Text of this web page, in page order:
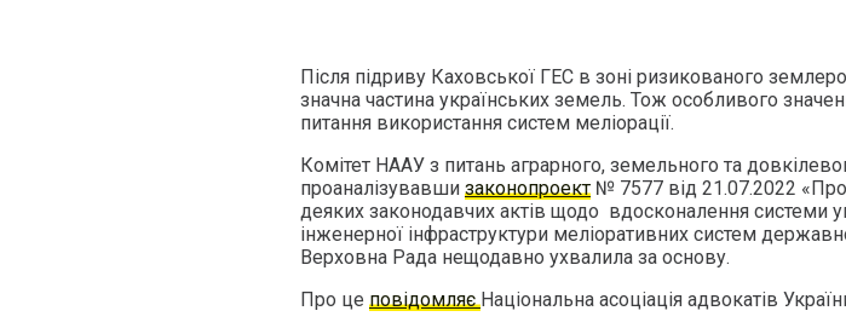
Після підриву Каховської ГЕС в зоні ризикованого
значна частина українських земель. Тож особливого
питання використання систем меліорації.
Комітет НААУ з питань аграрного, земельного та
проаналізувавши законопроект № 7577 від 21.07.2022
деяких законодавчих актів щодо вдосконалення системи
інженерної інфраструктури меліоративних систем
Верховна Рада нещодавно ухвалила за основу.
Про це повідомляєНаціональна асоціація адвокатів